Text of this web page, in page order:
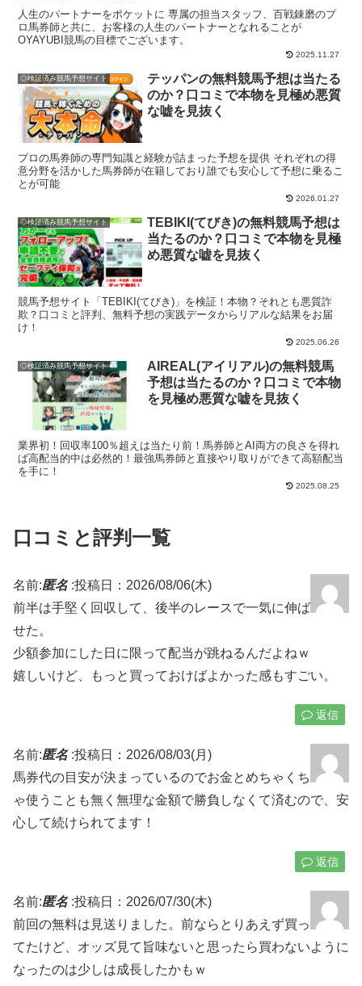
人生のパートナーをポケットに 専属の担当スタッフ、百戦錬磨のプ
ロ馬券師と共に、お客様の人生のパートナーとなれることが
OYAYUBI競馬の目標でございます。
2025.11.27
◎検証済み競馬予想サイト
テッパンの無料競馬予想は当たる
のか？口コミで本物を見極め悪質
な嘘を見抜く
プロの馬券師の専門知識と経験が詰まった予想を提供 それぞれの得
意分野を活かした馬券師が在籍しており誰でも安心して予想に乗るこ
とが可能
2026.01.27
◎検証済み競馬予想サイト
TEBIKI(てびき)の無料競馬予想は
当たるのか？口コミで本物を見極
め悪質な嘘を見抜く
競馬予想サイト「TEBIKI(てびき)」を検証！本物？それとも悪質詐
欺？口コミと評判、無料予想の実践データからリアルな結果をお届
け！
2025.06.26
◎検証済み競馬予想サイト
AIREAL(アイリアル)の無料競馬
予想は当たるのか？口コミで本物
を見極め悪質な嘘を見抜く
業界初！回収率100％超えは当たり前！馬券師とAI両方の良さを得れ
ば高配当的中は必然的！最強馬券師と直接やり取りができて高額配当
を手に！
2025.08.25
口コミと評判一覧
名前:匿名:投稿日：2026/08/06(木)
前半は手堅く回収して、後半のレースで一気に伸ば
せた。
少額参加にした日に限って配当が跳ねるんだよねｗ
嬉しいけど、もっと買っておけばよかった感もすごい。
返信
名前:匿名:投稿日：2026/08/03(月)
馬券代の目安が決まっているのでお金とめちゃくち
ゃ使うことも無く無理な金額で勝負しなくて済むので、安
心して続けられてます！
返信
名前:匿名:投稿日：2026/07/30(木)
前回の無料は見送りました。前ならとりあえず買っ
てたけど、オッズ見て旨味ないと思ったら買わないように
なったのは少しは成長したかもｗ